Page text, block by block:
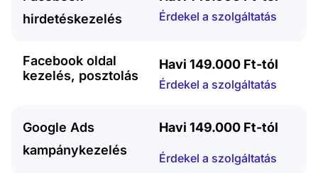
hirdetéskezelés
Érdekel a szolgáltatás
Facebook oldal
kezelés, posztolás
Havi 149.000 Ft-tól
Érdekel a szolgáltatás
Google Ads
kampánykezelés
Havi 149.000 Ft-tól
Érdekel a szolgáltatás